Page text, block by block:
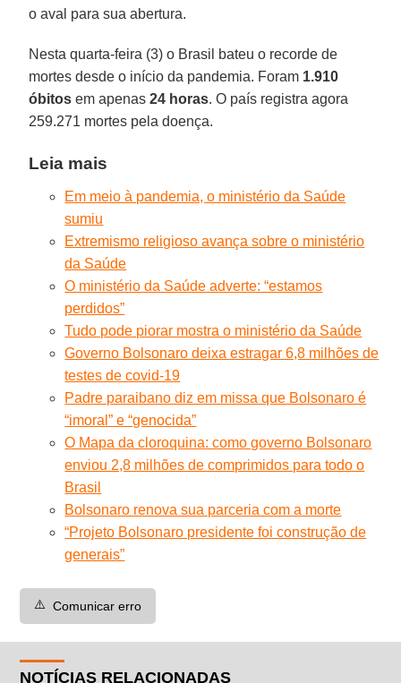
o aval para sua abertura.
Nesta quarta-feira (3) o Brasil bateu o recorde de
mortes desde o início da pandemia. Foram 1.910
óbitos em apenas24 horas. O país registra agora
259.271 mortes pela doença.
Leia mais
Em meio à pandemia, o ministério da Saúde
sumiu
Extremismo religioso avança sobre o ministério
da Saúde
O ministério da Saúde adverte: “estamos
perdidos”
Tudo pode piorar mostra o ministério da Saúde
Governo Bolsonaro deixa estragar 6,8 milhões de
testes de covid-19
Padre paraibano diz em missa que Bolsonaro é
“imoral” e “genocida”
O Mapa da cloroquina: como governo Bolsonaro
enviou 2,8 milhões de comprimidos para todo o
Brasil
Bolsonaro renova sua parceria com a morte
“Projeto Bolsonaro presidente foi construção de
generais”
⚠️ Comunicar erro
NOTÍCIAS RELACIONADAS